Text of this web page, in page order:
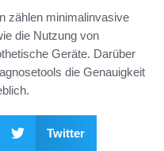
zählen minimalinvasive
die Nutzung von
Geräte. Darüber
die Genauigkeit
Twitter